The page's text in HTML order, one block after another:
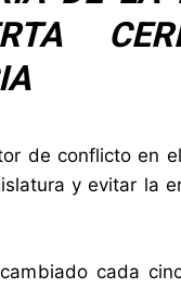
de conflicto en
y evitar la
cada